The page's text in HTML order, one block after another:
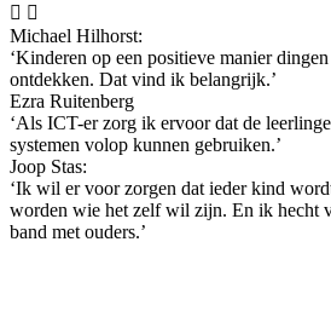
 
Michael Hilhorst:
‘Kinderen op een positieve manier
ontdekken. Dat vind ik belangrijk.’
Ezra Ruitenberg
‘Als ICT-er zorg ik ervoor dat de
systemen volop kunnen gebruiken.’
Joop Stas:
‘Ik wil er voor zorgen dat ieder kind
worden wie het zelf wil zijn. En ik hecht
band met ouders.’